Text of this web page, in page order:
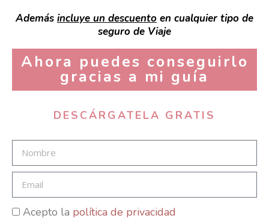
Además incluye un descuento en cualquier tipo de
seguro de Viaje
Ahora puedes conseguirlo
gracias a mi guía
DESCÁRGATELA GRATIS
Acepto la política de privacidad